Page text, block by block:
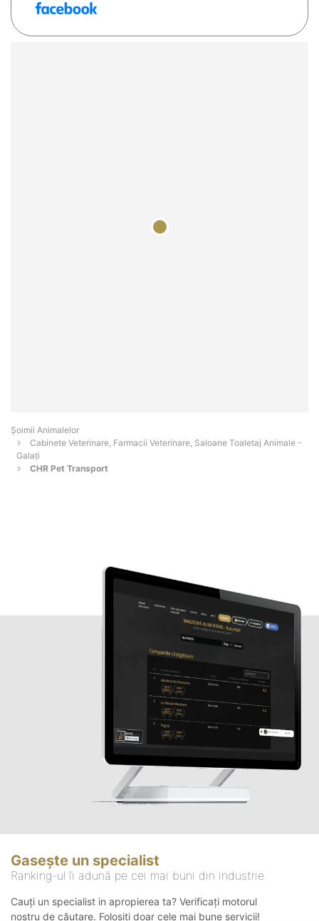
Şoimii Animalelor
Cabinete Veterinare, Farmacii Veterinare, Saloane Toaletaj Animale -
Galaţi
CHR Pet Transport
Gasește un specialist
Ranking-ul îi adună pe cei mai buni din industrie
Cauți un specialist in apropierea ta? Verificați motorul
nostru de căutare. Folosiți doar cele mai bune servicii!